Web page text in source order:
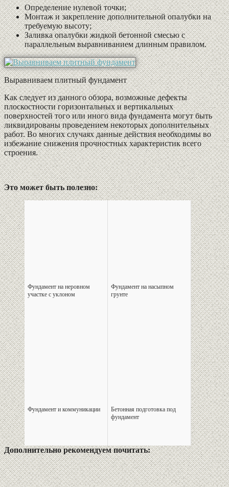
Определение нулевой точки;
Монтаж и закрепление дополнительной опалубки на
требуемую высоту;
Заливка опалубки жидкой бетонной смесью с
параллельным выравниванием длинным правилом.
Выравниваем плитный фундамент
Как следует из данного обзора, возможные дефекты
плоскостности горизонтальных и вертикальных
поверхностей того или иного вида фундамента могут быть
ликвидированы проведением некоторых дополнительных
работ. Во многих случаях данные действия необходимы во
избежание снижения прочностных характеристик всего
строения.
Это может быть полезно:
Фундамент на неровном
участке с уклоном
Фундамент на насыпном
грунте
Фундамент и коммуникации
Бетонная подготовка под
фундамент
Дополнительно рекомендуем почитать: